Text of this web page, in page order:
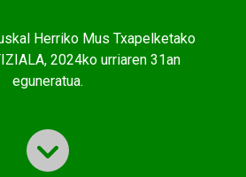
Herriko Mus Txapelketako
2024ko urriaren 31an
eguneratua.
Joan eduki